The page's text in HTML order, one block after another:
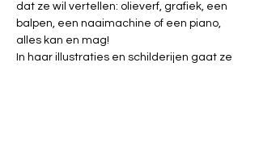
dat ze wil vertellen: olieverf, grafiek, een
balpen, een naaimachine of een piano,
alles kan en mag!
In haar illustraties en schilderijen gaat ze